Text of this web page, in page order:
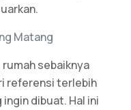
Matang
sebaiknya
referensi terlebih
dibuat. Hal ini